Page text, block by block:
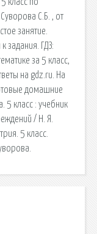
С.Б. , от
занятие.
задания. ГДЗ:
за 5 класс,
на gdz.ru. На
домашние
5 класс : учебник
/ Н. Я.
5 класс.